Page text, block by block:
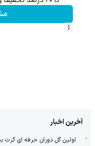
‹
آخرین اخبار
اولین گل دوران حرفه ای گرت